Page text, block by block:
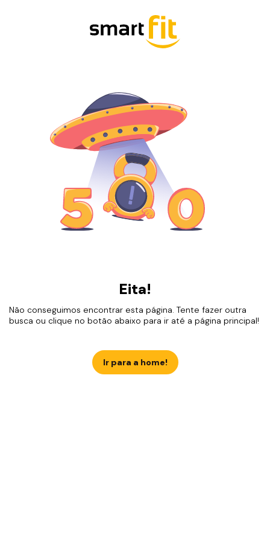
Eita!
Não conseguimos encontrar esta página. Tente fazer outra
busca ou clique no botão abaixo para ir até a página principal!
Ir para a home!